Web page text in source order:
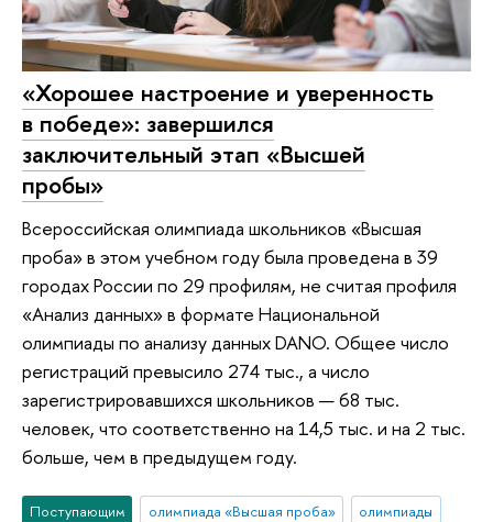
«Хорошее настроение и уверенность
в победе»: завершился
заключительный этап «Высшей
пробы»
Всероссийская олимпиада школьников «Высшая
проба» в этом учебном году была проведена в 39
городах России по 29 профилям, не считая профиля
«Анализ данных» в формате Национальной
олимпиады по анализу данных DANO. Общее число
регистраций превысило 274 тыс., а число
зарегистрировавшихся школьников — 68 тыс.
человек, что соответственно на 14,5 тыс. и на 2 тыс.
больше, чем в предыдущем году.
Поступающим олимпиада «Высшая проба»
олимпиады